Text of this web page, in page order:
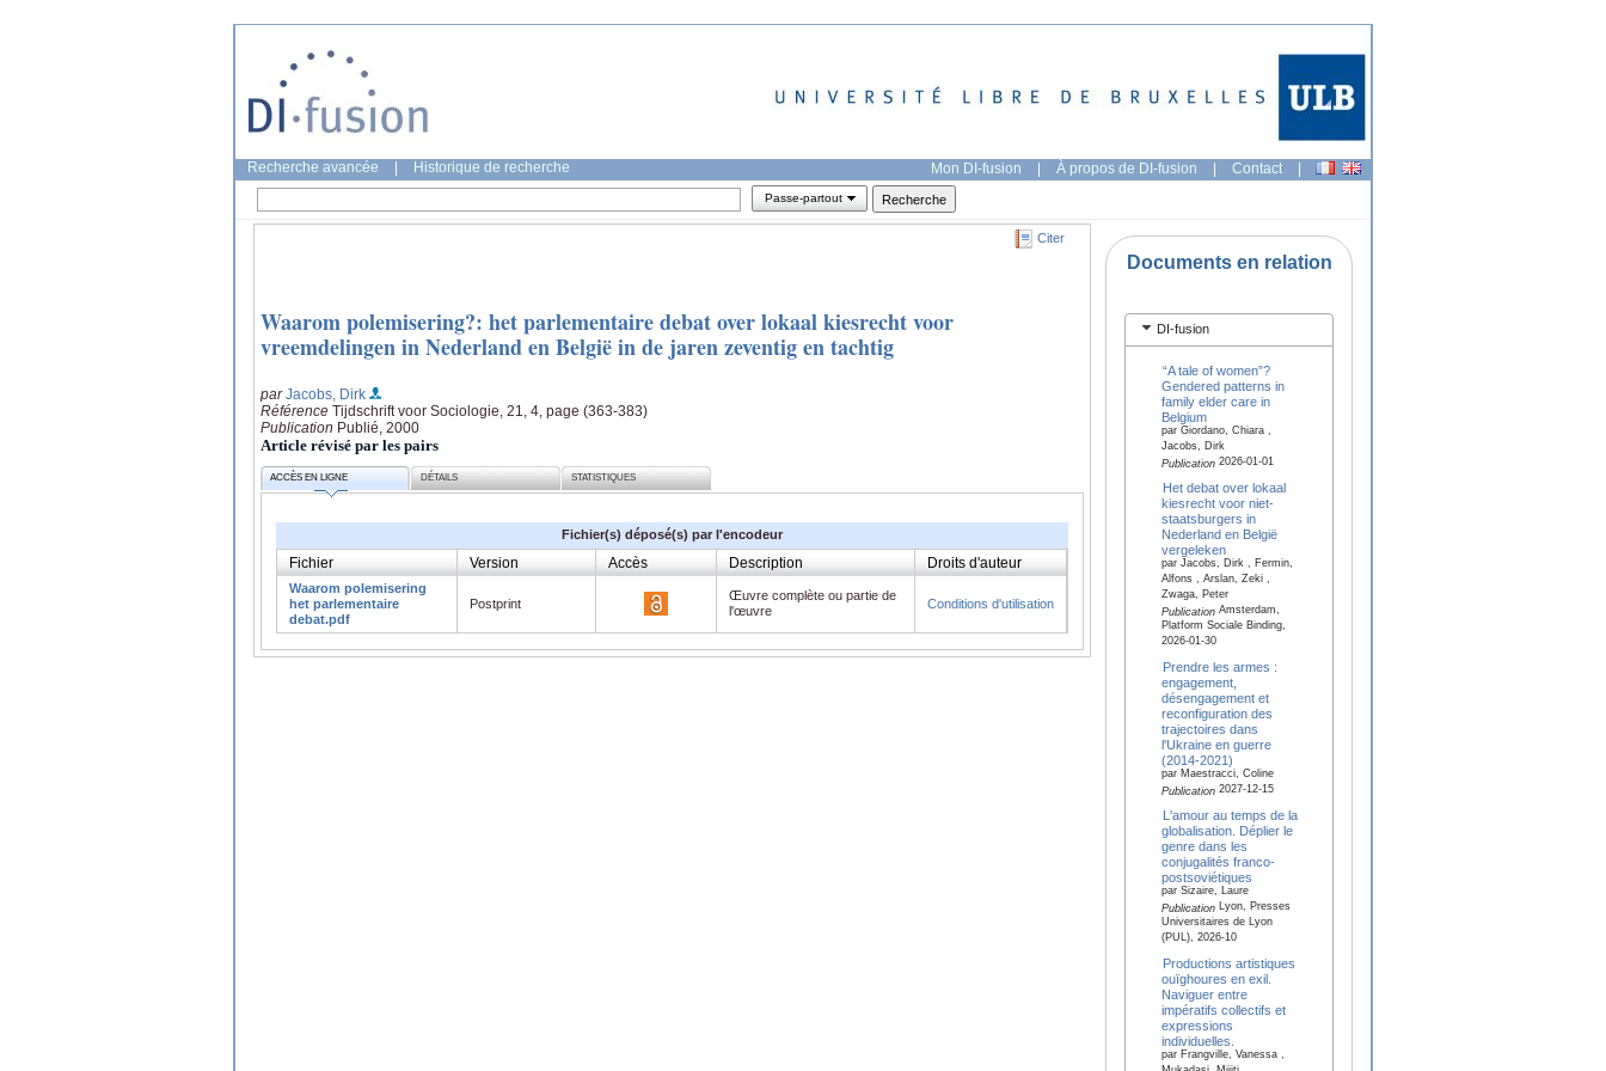
Recherche avancée Historique de recherche Mon DI-fusion | À propos de DI-fusion | Contact |
Passe-partout
Citer
Waarom polemisering?: het parlementaire debat over lokaal kiesrecht voor
vreemdelingen in Nederland en België in de jaren zeventig en tachtig
parJacobs, Dirk
Référence Tijdschrift voor Sociologie, 21, 4, page (363-383)
Publication Publié, 2000
Article révisé par les pairs
ACCÈS EN LIGNE DÉTAILS STATISTIQUES
Fichier(s) déposé(s) par l'encodeur
Fichier Version Accès Description Droits d'auteur
Waarom polemisering
het parlementaire
debat.pdf
Postprint
Œuvre complète ou partie de
l'œuvre
Conditions d'utilisation
Documents en relation
DI-fusion
“A tale of women”?
Gendered patterns in
family elder care in
Belgium
par Giordano, Chiara ,
Jacobs, Dirk
Publication2026-01-01
Het debat over lokaal
kiesrecht voor niet-
staatsburgers in
Nederland en België
vergeleken
par Jacobs, Dirk , Fermin,
Alfons , Arslan, Zeki ,
Zwaga, Peter
PublicationAmsterdam,
Platform Sociale Binding,
2026-01-30
Prendre les armes :
engagement,
désengagement et
reconfiguration des
trajectoires dans
l'Ukraine en guerre
(2014-2021)
par Maestracci, Coline
Publication2027-12-15
L'amour au temps de la
globalisation. Déplier le
genre dans les
conjugalités franco-
postsoviétiques
par Sizaire, Laure
PublicationLyon, Presses
Universitaires de Lyon
(PUL), 2026-10
Productions artistiques
ouïghoures en exil.
Naviguer entre
impératifs collectifs et
expressions
individuelles.
par Frangville, Vanessa ,